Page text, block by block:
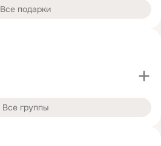
Все подарки
Все группы